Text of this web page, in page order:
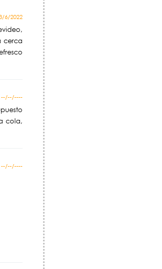
6/2022
cerca
--/--/----
cola,
--/--/----